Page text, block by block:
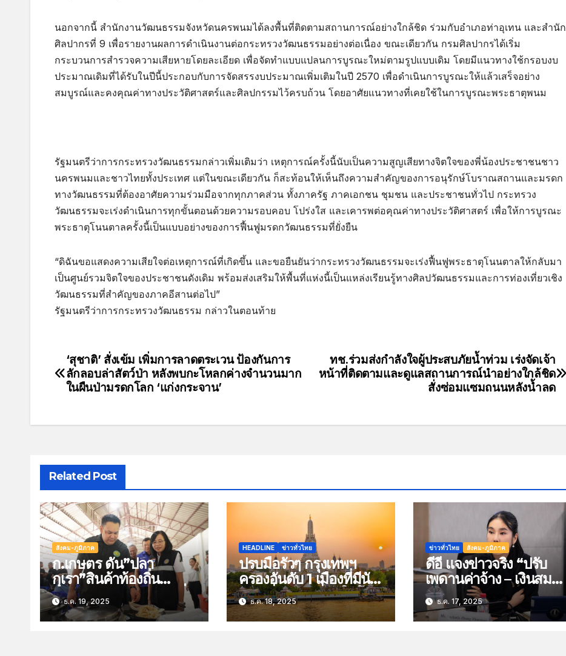
นอกจากนี้ สำนักงานวัฒนธรรมจังหวัดนครพนมได้ลงพื้นที่ติดตามสถานการณ์อย่างใกล้ชิด ร่วมกับอำเภอท่าอุเทน และสำนัก
ศิลปากรที่ 9 เพื่อรายงานผลการดำเนินงานต่อกระทรวงวัฒนธรรมอย่างต่อเนื่อง ขณะเดียวกัน กรมศิลปากรได้เริ่ม
กระบวนการสำรวจความเสียหายโดยละเอียด เพื่อจัดทำแบบแปลนการบูรณะใหม่ตามรูปแบบเดิม โดยมีแนวทางใช้กรอบงบ
ประมาณเดิมที่ได้รับในปีนี้ประกอบกับการจัดสรรงบประมาณเพิ่มเติมในปี 2570 เพื่อดำเนินการบูรณะให้แล้วเสร็จอย่าง
สมบูรณ์และคงคุณค่าทางประวัติศาสตร์และศิลปกรรมไว้ครบถ้วน โดยอาศัยแนวทางที่เคยใช้ในการบูรณะพระธาตุพนม
รัฐมนตรีว่าการกระทรวงวัฒนธรรมกล่าวเพิ่มเติมว่า เหตุการณ์ครั้งนี้นับเป็นความสูญเสียทางจิตใจของพี่น้องประชาชนชาว
นครพนมและชาวไทยทั้งประเทศ แต่ในขณะเดียวกัน ก็สะท้อนให้เห็นถึงความสำคัญของการอนุรักษ์โบราณสถานและมรดก
ทางวัฒนธรรมที่ต้องอาศัยความร่วมมือจากทุกภาคส่วน ทั้งภาครัฐ ภาคเอกชน ชุมชน และประชาชนทั่วไป กระทรวง
วัฒนธรรมจะเร่งดำเนินการทุกขั้นตอนด้วยความรอบคอบ โปร่งใส และเคารพต่อคุณค่าทางประวัติศาสตร์ เพื่อให้การบูรณะ
พระธาตุโนนตาลครั้งนี้เป็นแบบอย่างของการฟื้นฟูมรดกวัฒนธรรมที่ยั่งยืน
“ดิฉันขอแสดงความเสียใจต่อเหตุการณ์ที่เกิดขึ้น และขอยืนยันว่ากระทรวงวัฒนธรรมจะเร่งฟื้นฟูพระธาตุโนนตาลให้กลับมา
เป็นศูนย์รวมจิตใจของประชาชนดังเดิม พร้อมส่งเสริมให้พื้นที่แห่งนี้เป็นแหล่งเรียนรู้ทางศิลปวัฒนธรรมและการท่องเที่ยวเชิง
วัฒนธรรมที่สำคัญของภาคอีสานต่อไป”
รัฐมนตรีว่าการกระทรวงวัฒนธรรม กล่าวในตอนท้าย
ทช.ร่วมส่งกำลังใจผู้ประสบภัยน้ำท่วม เร่งจัดเจ้า
หน้าที่ติดตามและดูแลสถานการณ์นำอย่างใกล้ชิด
สั่งซ่อมแซมถนนหลังน้ำลด
‘สุชาติ’ สั่งเข้ม เพิ่มการลาดตระเวน ป้องกันการ
ลักลอบล่าสัตว์ป่า หลังพบกะโหลกค่างจำนวนมาก
ในผืนป่ามรดกโลก ‘แก่งกระจาน’
Related Post
สังคม-ภูมิภาค
ก.เกษตร ดัน”ปลา
กุเรา”สินค้าท้องถิ่น
นราธิวาส สร้างมูลค่าเพิ่ม
หนุนเศรษฐกิจชุมชน
ธ.ค. 19, 2025
HEADLINE ข่าวทั่วไทย
ปรบมือรัวๆ กรุงเทพฯ
ครองอันดับ 1 เมืองที่มีนัก
ท่องเที่ยวมากที่สุดในโลก
ปี 2568 กว่า 30.3 ล้าน
คน
ธ.ค. 18, 2025
ข่าวทั่วไทย สังคม-ภูมิภาค
ดีอี แจงข่าวจริง “ปรับ
เพดานค่าจ้าง – เงินสมทบ
ประกันสังคม” ขอเลือก
เชื่อ-แชร์ ข้อมูลที่ตรวจ
สอบแล้วเท่านั้น
ธ.ค. 17, 2025